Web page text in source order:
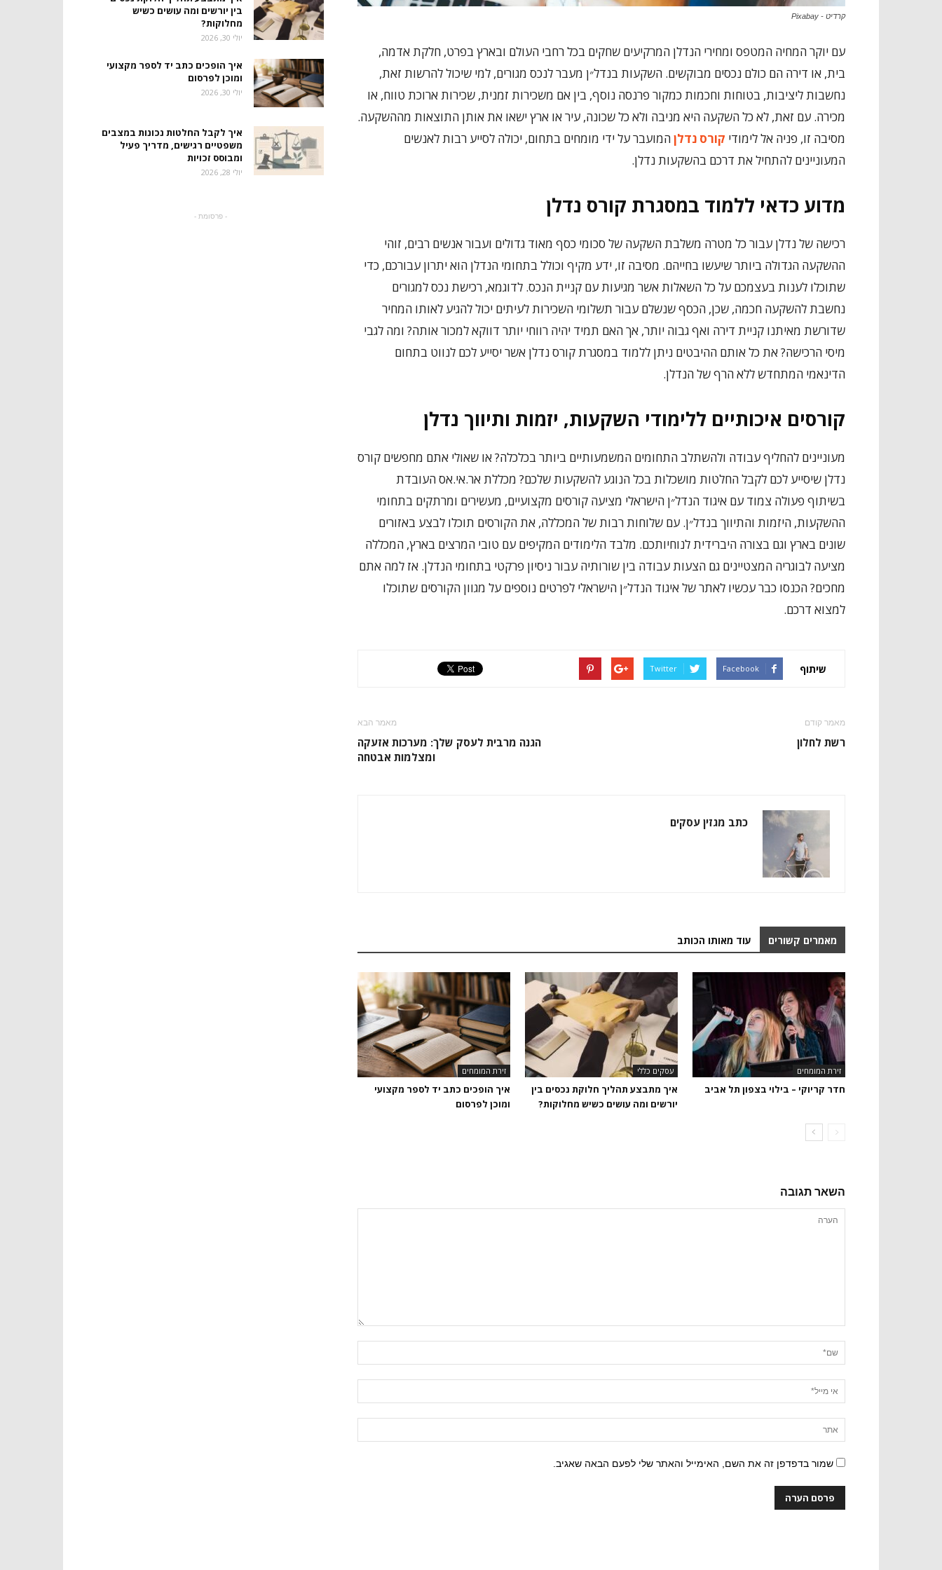
קרדיט - Pixabay
עם יוקר המחיה המטפס ומחירי הנדלן המרקיעים שחקים בכל רחבי העולם ובארץ בפרט, חלקת אדמה,
בית, או דירה הם כולם נכסים מבוקשים. השקעות בנדל״ן מעבר לנכס מגורים, למי שיכול להרשות זאת,
נחשבות ליציבות, בטוחות וחכמות כמקור פרנסה נוסף, בין אם משכירות זמנית, שכירות ארוכת טווח, או
מכירה. עם זאת, לא כל השקעה היא מניבה ולא כל שכונה, עיר או ארץ ישאו את אותן התוצאות מההשקעה.
מסיבה זו, פניה אל לימודי קורס נדלןהמועבר על ידי מומחים בתחום, יכולה לסייע רבות לאנשים
המעוניינים להתחיל את דרכם בהשקעות נדלן.
מדוע כדאי ללמוד במסגרת קורס נדלן
רכישה של נדלן עבור כל מטרה משלבת השקעה של סכומי כסף מאוד גדולים ועבור אנשים רבים, זוהי
ההשקעה הגדולה ביותר שיעשו בחייהם. מסיבה זו, ידע מקיף וכולל בתחומי הנדלן הוא יתרון עבורכם, כדי
שתוכלו לענות בעצמכם על כל השאלות אשר מגיעות עם קניית הנכס. לדוגמא, רכישת נכס למגורים
נחשבת להשקעה חכמה, שכן, הכסף שנשלם עבור תשלומי השכירות לעיתים יכול להגיע לאותו המחיר
שדורשת מאיתנו קניית דירה ואף גבוה יותר, אך האם תמיד יהיה רווחי יותר דווקא למכור אותה? ומה לגבי
מיסי הרכישה? את כל אותם ההיבטים ניתן ללמוד במסגרת קורס נדלן אשר יסייע לכם לנווט בתחום
הדינאמי המתחדש ללא הרף של הנדלן.
קורסים איכותיים ללימודי השקעות, יזמות ותיווך נדלן
מעוניינים להחליף עבודה ולהשתלב התחומים המשמעותיים ביותר בכלכלה? או שאולי אתם מחפשים קורס
נדלן שיסייע לכם לקבל החלטות מושכלות בכל הנוגע להשקעות שלכם? מכללת אר.אי.אס העובדת
בשיתוף פעולה צמוד עם איגוד הנדל״ן הישראלי מציעה קורסים מקצועיים, מעשירים ומרתקים בתחומי
ההשקעות, היזמות והתיווך בנדל״ן. עם שלוחות רבות של המכללה, את הקורסים תוכלו לבצע באזורים
שונים בארץ וגם בצורה היברידית לנוחיותכם. מלבד הלימודים המקיפים עם טובי המרצים בארץ, המכללה
מציעה לבוגריה המצטיינים גם הצעות עבודה בין שורותיה עבור ניסיון פרקטי בתחומי הנדלן. אז למה אתם
מחכים? הכנסו כבר עכשיו לאתר של איגוד הנדל״ן הישראלי לפרטים נוספים על מגוון הקורסים שתוכלו
למצוא דרכם.
שיתוף Facebook
Twitter
מאמר קודם
רשת לחלון
מאמר הבא
הגנה מרבית לעסק שלך: מערכות אזעקה
ומצלמות אבטחה
כתב מגזין עסקים
מאמרים קשורים עוד מאותו הכותב
זירת המומחים
חדר קריוקי – בילוי בצפון תל אביב
עסקים כללי
איך מתבצע תהליך חלוקת נכסים בין
יורשים ומה עושים כשיש מחלוקות?
זירת המומחים
איך הופכים כתב יד לספר מקצועי
ומוכן לפרסום
השאר תגובה
שמור בדפדפן זה את השם, האימייל והאתר שלי לפעם הבאה שאגיב.
בין יורשים ומה עושים כשיש
מחלוקות?
יולי 30, 2026
איך הופכים כתב יד לספר מקצועי
ומוכן לפרסום
יולי 30, 2026
איך לקבל החלטות נכונות במצבים
משפטיים רגישים, מדריך פעיל
ומבוסס זכויות
יולי 28, 2026
- פרסומת -